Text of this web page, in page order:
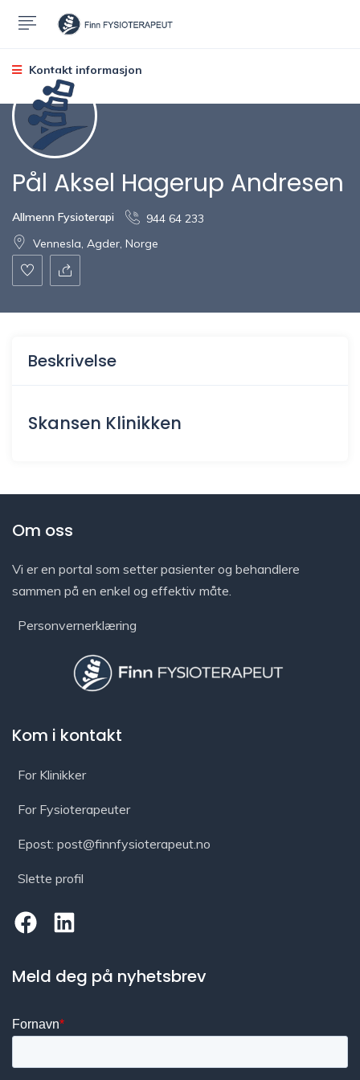
Kontakt informasjon
Pål Aksel Hagerup Andresen
Allmenn Fysioterapi
944 64 233
Vennesla, Agder, Norge
Beskrivelse
Skansen Klinikken
Om oss
Vi er en portal som setter pasienter og behandlere
sammen på en enkel og effektiv måte.
Personvernerklæring
Kom i kontakt
For Klinikker
For Fysioterapeuter
Epost: post@finnfysioterapeut.no
Slette profil
Meld deg på nyhetsbrev